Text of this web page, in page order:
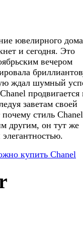
ювелирного дома
и сегодня. Это
вечером
ждал шумный
продвигается
заветам своей
стиль Chanel
другим, он тут же
купить Chanel